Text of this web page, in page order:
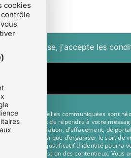
cette case, j'accepte les
personnelles communiquées sont
le seul but de répondre à votre
de rectification, d’effacement, de
contrôle, ainsi que d’organiser le sort de
rue.fr. Un justificatif d'identité pourra
et de gestion des contentieux.
cookies